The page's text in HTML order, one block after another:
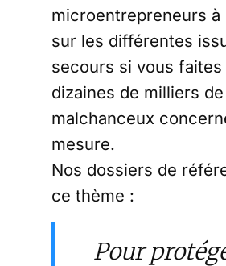
microentrepreneurs à
sur les différentes
secours si vous
dizaines de milliers de
malchanceux
mesure.
Nos dossiers de
ce thème :
Pour